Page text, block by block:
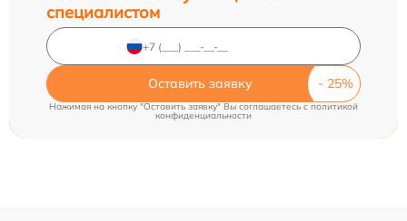
специалистом
Оставить заявку
Нажимая на кнопку "Оставить заявку" Вы соглашаетесь c политикой
конфиденциальности